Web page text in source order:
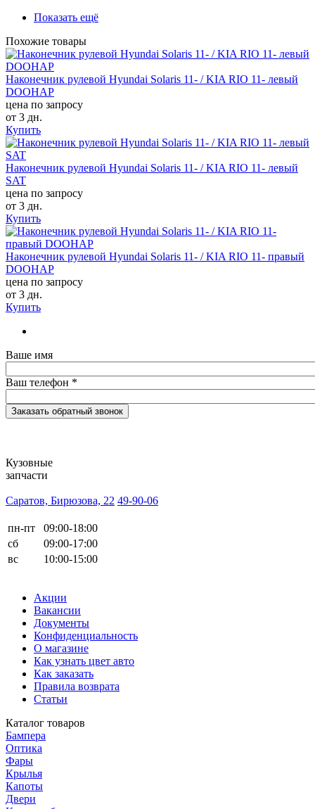
Показать ещё
Похожие товары
Наконечник рулевой Hyundai Solaris 11- / KIA RIO 11- левый
DOOHAP
цена по запросу
от 3 дн.
Купить
Наконечник рулевой Hyundai Solaris 11- / KIA RIO 11- левый
SAT
цена по запросу
от 3 дн.
Купить
Наконечник рулевой Hyundai Solaris 11- / KIA RIO 11- правый
DOOHAP
цена по запросу
от 3 дн.
Купить
Ваше имя
Ваш телефон *
Кузовные
запчасти
Саратов, Бирюзова, 22 49-90-06
пн-пт
09:00-18:00
сб
09:00-17:00
вс
10:00-15:00
Акции
Вакансии
Документы
Конфиденциальность
О магазине
Как узнать цвет авто
Как заказать
Правила возврата
Статьи
Каталог товаров
Бампера
Оптика
Фары
Крылья
Капоты
Двери